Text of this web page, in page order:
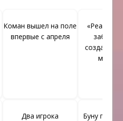
Коман вышел на поле
впервые с апреля
«Реал»
создавая
Два игрока
Буну готов